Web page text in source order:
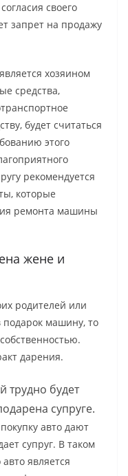
своего
запрет на продажу
хозяином
средства,
будет считаться
этого
рекомендуется
которые
ремонта машины
жене и
родителей или
подарок машину, то
дарения.
трудно будет
супруге.
авто дают
супруг. В таком
является